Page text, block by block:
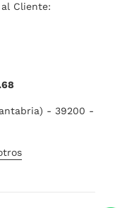
Cliente:
- 39200 -